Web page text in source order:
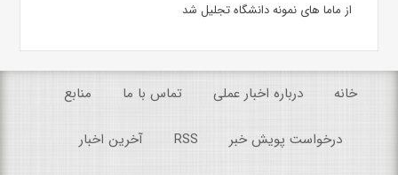
از ماما های نمونه دانشگاه تجلیل شد
خانه درباره اخبار عملی تماس با ما منابع
درخواست پویش خبر RSS آخرین اخبار